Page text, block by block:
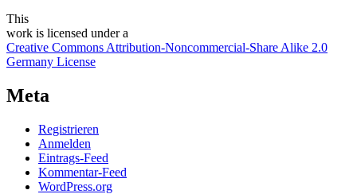
This
work is licensed under a
Creative Commons Attribution-Noncommercial-Share Alike 2.0
Germany License
Meta
Registrieren
Anmelden
Eintrags-Feed
Kommentar-Feed
WordPress.org